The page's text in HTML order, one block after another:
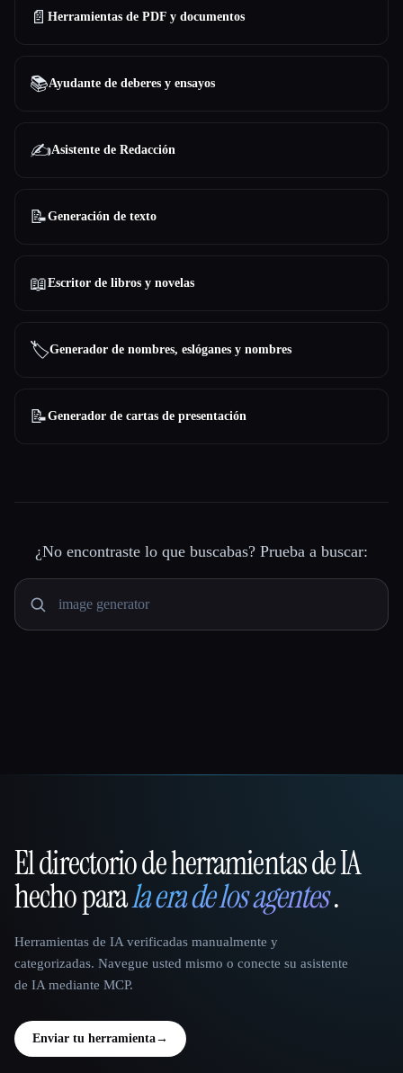
📄 Herramientas de PDF y documentos
📚Ayudante de deberes y ensayos
✍️Asistente de Redacción
📝Generación de texto
📖Escritor de libros y novelas
🏷️Generador de nombres, eslóganes y nombres
📝Generador de cartas de presentación
¿No encontraste lo que buscabas? Prueba a buscar:
That AI Collection
El directorio de herramientas de IA
hecho parala era de los agentes.
Herramientas de IA verificadas manualmente y
categorizadas. Navegue usted mismo o conecte su asistente
de IA mediante MCP.
Enviar tu herramienta→